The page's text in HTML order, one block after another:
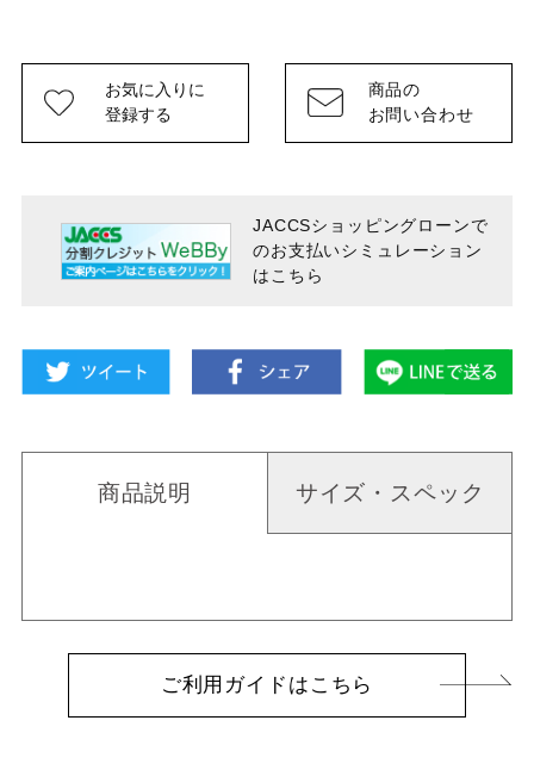
お気に入りに
登録する
商品の
お問い合わせ
JACCSショッピングローンで
のお支払いシミュレーション
はこちら
商品説明 サイズ・スペック
ご利用ガイドはこちら